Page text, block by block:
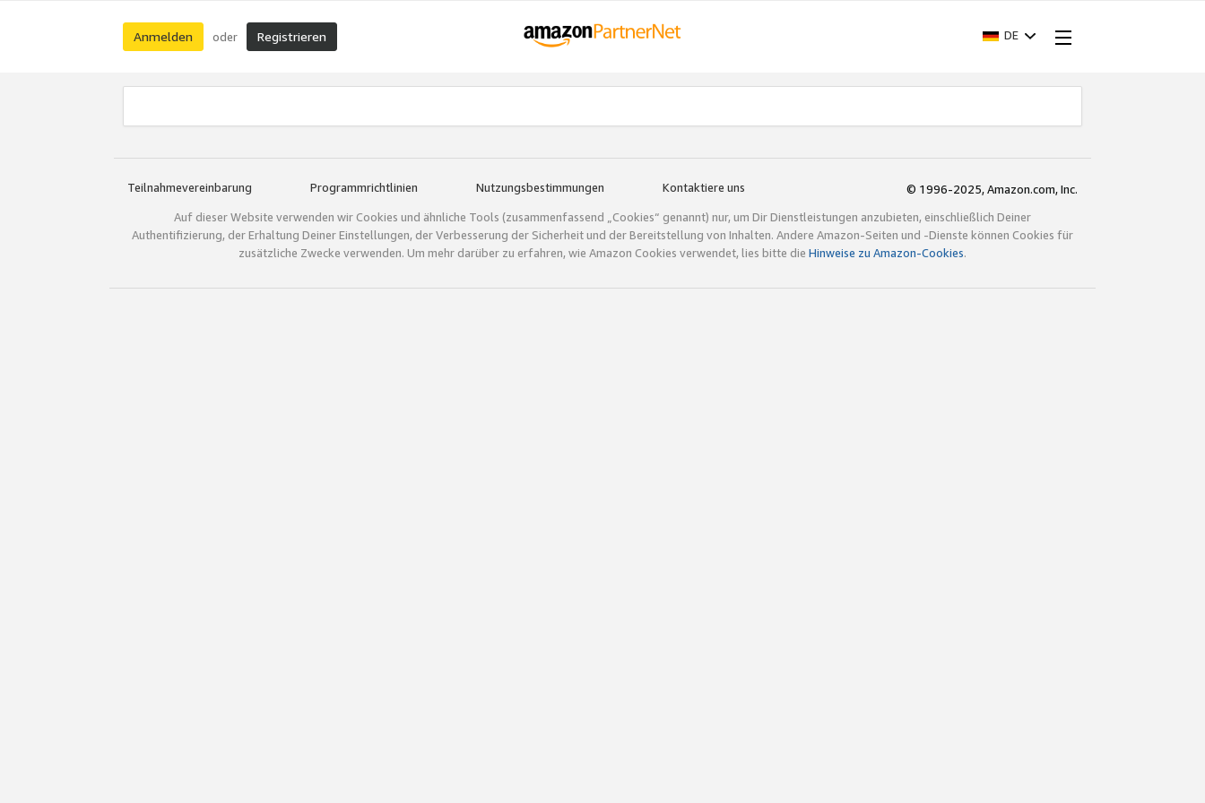
Anmelden oder Registrieren DE
Teilnahmevereinbarung Programmrichtlinien Nutzungsbestimmungen Kontaktiere uns
© 1996-2025, Amazon.com, Inc.
Auf dieser Website verwenden wir Cookies und ähnliche Tools (zusammenfassend „Cookies“ genannt) nur, um Dir Dienstleistungen anzubieten, einschließlich Deiner
Authentifizierung, der Erhaltung Deiner Einstellungen, der Verbesserung der Sicherheit und der Bereitstellung von Inhalten. Andere Amazon-Seiten und -Dienste können Cookies für
zusätzliche Zwecke verwenden. Um mehr darüber zu erfahren, wie Amazon Cookies verwendet, lies bitte die Hinweise zu Amazon-Cookies.